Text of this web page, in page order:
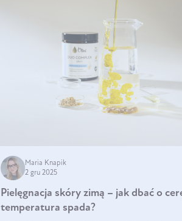
Maria Knapik
2 gru 2025
Pielęgnacja skóry zimą – jak dbać o
temperatura spada?